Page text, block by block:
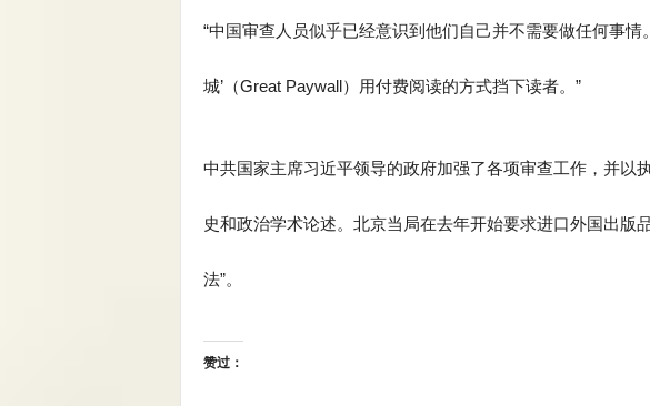
“中国审查人员似乎已经意识到他们自己并不需要做任何事情
城’（Great Paywall）用付费阅读的方式挡下读者。”
中共国家主席习近平领导的政府加强了各项审查工作，并以
史和政治学术论述。北京当局在去年开始要求进口外国出版
法”。
赞过：